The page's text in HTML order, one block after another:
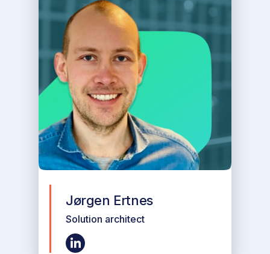
Jørgen Ertnes
Solution architect